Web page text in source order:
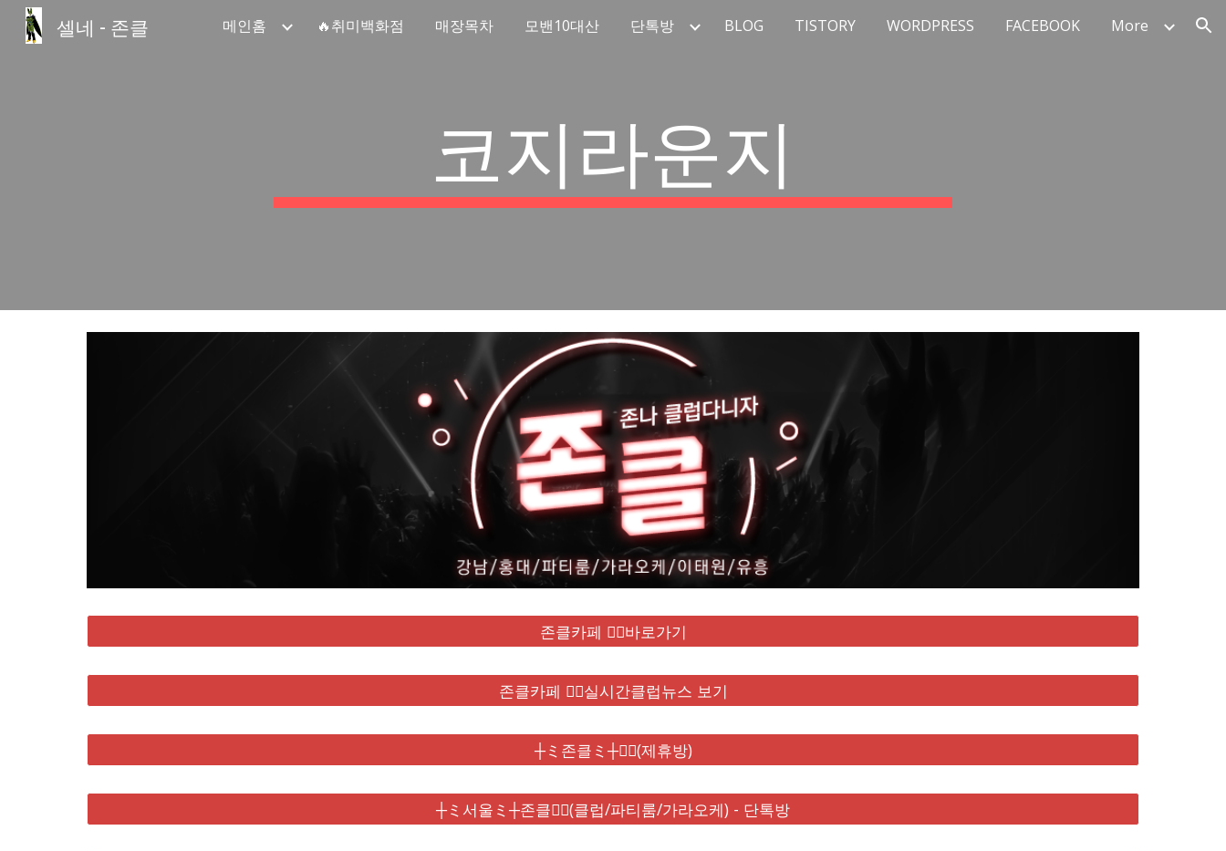
Skip to main content Skip to navigation
셀네 - 존클 메인홈 🔥취미백화점 매장목차 모밴10대산 단톡방 BLOG TISTORY WORDPRESS FACEBOOK More
코지라운지
존클카페 ❤️‍🔥바로가기
존클카페 ❤️‍🔥실시간클럽뉴스 보기
┼ミ존클ミ┼❤️‍🔥(제휴방)
┼ミ서울ミ┼존클❤️‍🔥(클럽/파티룸/가라오케) - 단톡방